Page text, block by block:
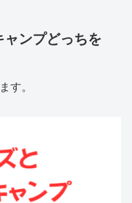
ンプどっちを
す。